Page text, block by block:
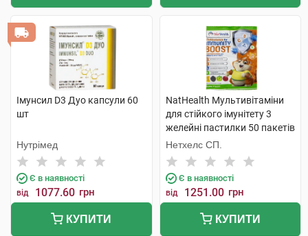
Імунсил D3 Дуо капсули 60
шт
Нутрімед
Є в наявності
від 1077.60 грн
КУПИТИ
NatHealth Мультивітаміни
для стійкого імунітету 3
желейні пастилки 50 пакетів
Нетхелс СП.
Є в наявності
від 1251.00 грн
КУПИТИ